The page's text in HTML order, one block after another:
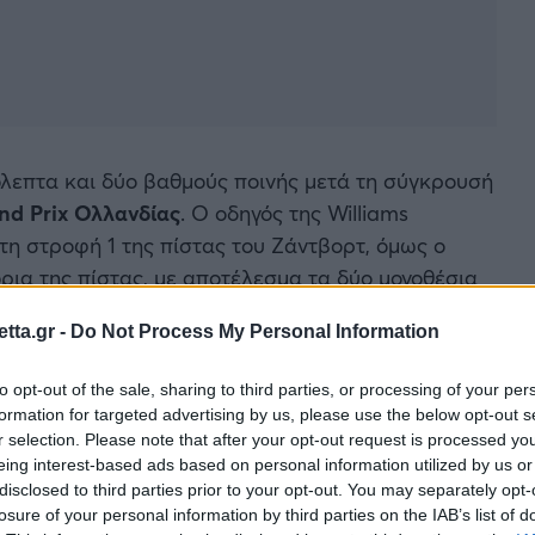
- Do Not Process My Personal Information
opt-out of the sale, sharing to third parties, or processing of your
for targeted advertising by us, please use the below opt-out
selection. Please note that after your opt-out request is processed
interest-based ads based on personal information utilized by us
to third parties prior to your opt-out. You may separately
of your personal information by third parties on the IAB’s list of
και δύο βαθμούς ποινής μετά τη σύγκρουσή
Prix Ολλανδίας. Ο οδηγός της Williams
στροφή 1 της πίστας του Ζάντβορτ, όμως ο
της πίστας, με αποτέλεσμα τα δύο μονοθέσια
αριστερό ελαστικό του Νεοζηλανδού, ενώ ο
που περιόρισε τις πιθανότητες και των δύο
μετά τον αγώνα, χαρακτηρίζοντας την ποινή ως
να εξηγήσουν σε συνάντηση μαζί του το